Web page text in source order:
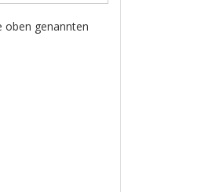
oben genannten